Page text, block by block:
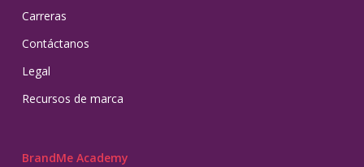
Carreras
Contáctanos
Legal
Recursos de marca
BrandMe Academy